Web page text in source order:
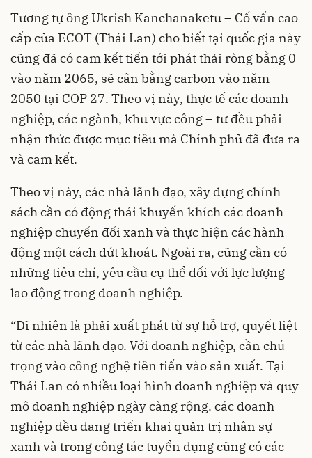
Tương tự ông Ukrish Kanchanaketu – Cố vấn cao
cấp của ECOT (Thái Lan) cho biết tại quốc gia này
cũng đã có cam kết tiến tới phát thải ròng bằng 0
vào năm 2065, sẽ cân bằng carbon vào năm
2050 tại COP 27. Theo vị này, thực tế các doanh
nghiệp, các ngành, khu vực công – tư đều phải
nhận thức được mục tiêu mà Chính phủ đã đưa ra
và cam kết.
Theo vị này, các nhà lãnh đạo, xây dựng chính
sách cần có động thái khuyến khích các doanh
nghiệp chuyển đổi xanh và thực hiện các hành
động một cách dứt khoát. Ngoài ra, cũng cần có
những tiêu chí, yêu cầu cụ thể đối với lực lượng
lao động trong doanh nghiệp.
“Dĩ nhiên là phải xuất phát từ sự hỗ trợ, quyết liệt
từ các nhà lãnh đạo. Với doanh nghiệp, cần chú
trọng vào công nghệ tiên tiến vào sản xuất. Tại
Thái Lan có nhiều loại hình doanh nghiệp và quy
mô doanh nghiệp ngày càng rộng. các doanh
nghiệp đều đang triển khai quản trị nhân sự
xanh và trong công tác tuyển dụng cũng có các